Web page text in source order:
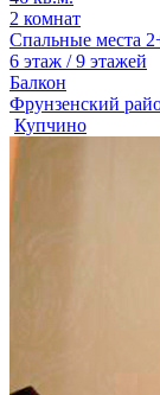
2 комнат
Спальные места
6 этаж / 9 этажей
Балкон
Фрунзенский
Купчино